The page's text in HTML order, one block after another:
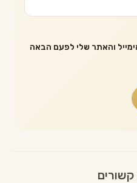
והאתר שלי לפעם הבאה
קשורים